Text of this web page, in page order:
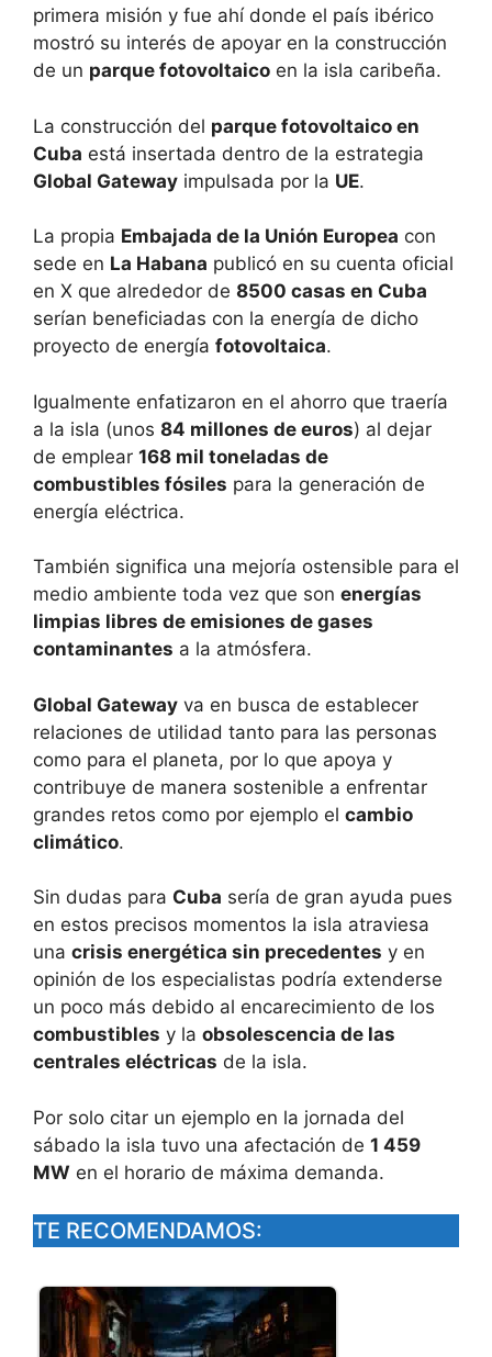
primera misión y fue ahí donde el país ibérico
mostró su interés de apoyar en la construcción
de un parque fotovoltaico en la isla caribeña.
La construcción del parque fotovoltaico en
Cuba está insertada dentro de la estrategia
Global Gateway impulsada por la UE.
La propia Embajada de la Unión Europea con
sede en La Habana publicó en su cuenta oficial
en X que alrededor de 8500 casas en Cuba
serían beneficiadas con la energía de dicho
proyecto de energía fotovoltaica.
Igualmente enfatizaron en el ahorro que traería
a la isla (unos 84 millones de euros) al dejar
de emplear 168 mil toneladas de
combustibles fósiles para la generación de
energía eléctrica.
También significa una mejoría ostensible para el
medio ambiente toda vez que son energías
limpias libres de emisiones de gases
contaminantes a la atmósfera.
Global Gateway va en busca de establecer
relaciones de utilidad tanto para las personas
como para el planeta, por lo que apoya y
contribuye de manera sostenible a enfrentar
grandes retos como por ejemplo el cambio
climático.
Sin dudas para Cuba sería de gran ayuda pues
en estos precisos momentos la isla atraviesa
una crisis energética sin precedentes y en
opinión de los especialistas podría extenderse
un poco más debido al encarecimiento de los
combustibles y la obsolescencia de las
centrales eléctricas de la isla.
Por solo citar un ejemplo en la jornada del
sábado la isla tuvo una afectación de 1 459
MW en el horario de máxima demanda.
TE RECOMENDAMOS: